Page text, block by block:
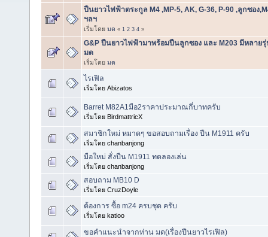
ปืนยาวไฟฟ้าตระกูล M4 ,MP-5, AK, G-36, P-90 ,ลูกซอง
ฯลฯ
เริ่มโดย มด « 1 2 3 4 »
G&P ปืนยาวไฟฟ้ามาพร้อมปืนลูกซอง และ M203 มีหลายรุ่
มด
เริ่มโดย มด
ไรเฟิล
เริ่มโดย Abizatos
Barret M82A1มือ2ราคาประมาณกี่บาทครับ
เริ่มโดย BirdmattricX
สมาชิกใหม่ หมาดๆ ขอสอบถามเรื่อง ปืน M1911 ครับ
เริ่มโดย chanbanjong
มือใหม่ สั่งปืน M1911 ทดลองเล่น
เริ่มโดย chanbanjong
สอบถาม MB10 D
เริ่มโดย CruzDoyle
ต้องการ ซื้อ m24 ครบชุด ครับ
เริ่มโดย katioo
ขอคำแนะนำจากท่าน มด(เรื่องปืนยาวไรเฟิล)